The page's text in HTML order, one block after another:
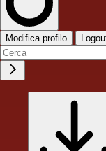
Modifica profilo